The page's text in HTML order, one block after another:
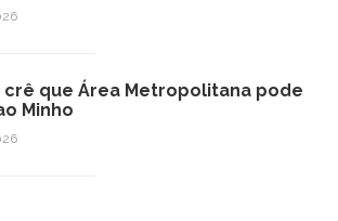
crê que Área Metropolitana pode
Minho